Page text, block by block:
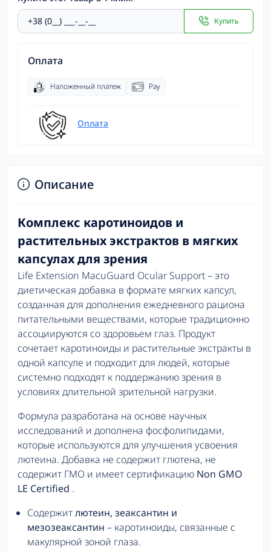
Купить
Оплата
Наложенный платеж Pay
Оплата
Описание
Комплекс каротиноидов и
растительных экстрактов в мягких
капсулах для зрения
Life Extension MacuGuard Ocular Support – это
диетическая добавка в формате мягких капсул,
созданная для дополнения ежедневного рациона
питательными веществами, которые традиционно
ассоциируются со здоровьем глаз. Продукт
сочетает каротиноиды и растительные экстракты в
одной капсуле и подходит для людей, которые
системно подходят к поддержанию зрения в
условиях длительной зрительной нагрузки.
Формула разработана на основе научных
исследований и дополнена фосфолипидами,
которые используются для улучшения усвоения
лютеина. Добавка не содержит глютена, не
содержит ГМО и имеет сертификацию Non GMO
LE Certified .
Содержитлютеин, зеаксантин и
мезозеаксантин – каротиноиды, связанные с
макулярной зоной глаза.